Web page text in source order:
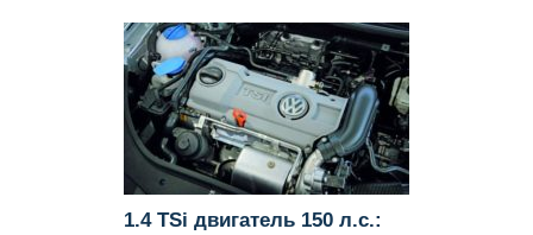
1.4 TSi двигатель 150 л.с.: